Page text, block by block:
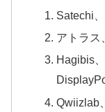
Satechi
アトラス
Hagibis
Qwiizlab